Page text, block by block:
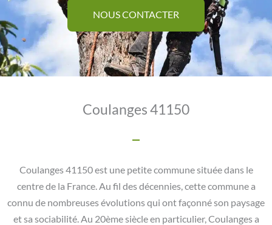
NOUS CONTACTER
Coulanges 41150
Coulanges 41150 est une petite commune située dans le
centre de la France. Au fil des décennies, cette commune a
connu de nombreuses évolutions qui ont façonné son paysage
et sa sociabilité. Au 20ème siècle en particulier, Coulanges a